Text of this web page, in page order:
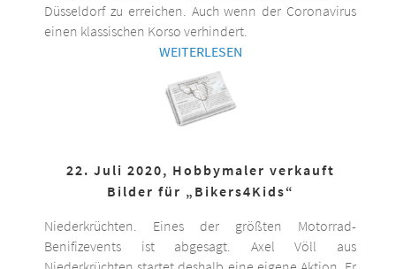
Düsseldorf zu erreichen. Auch wenn der Coronavirus
einen klassischen Korso verhindert.
WEITERLESEN
22. Juli 2020, Hobbymaler verkauft
Bilder für „Bikers4Kids“
Niederkrüchten. Eines der größten Motorrad-
Benifizevents ist abgesagt. Axel Völl aus